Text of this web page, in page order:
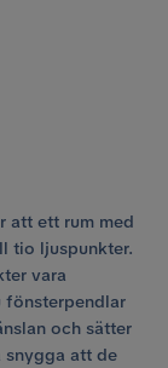
att ett rum med
tio ljuspunkter.
vara
fönsterpendlar
och sätter
snygga att de